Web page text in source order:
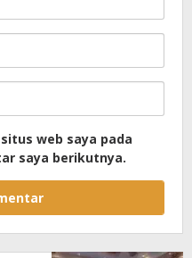
web saya pada
saya berikutnya.